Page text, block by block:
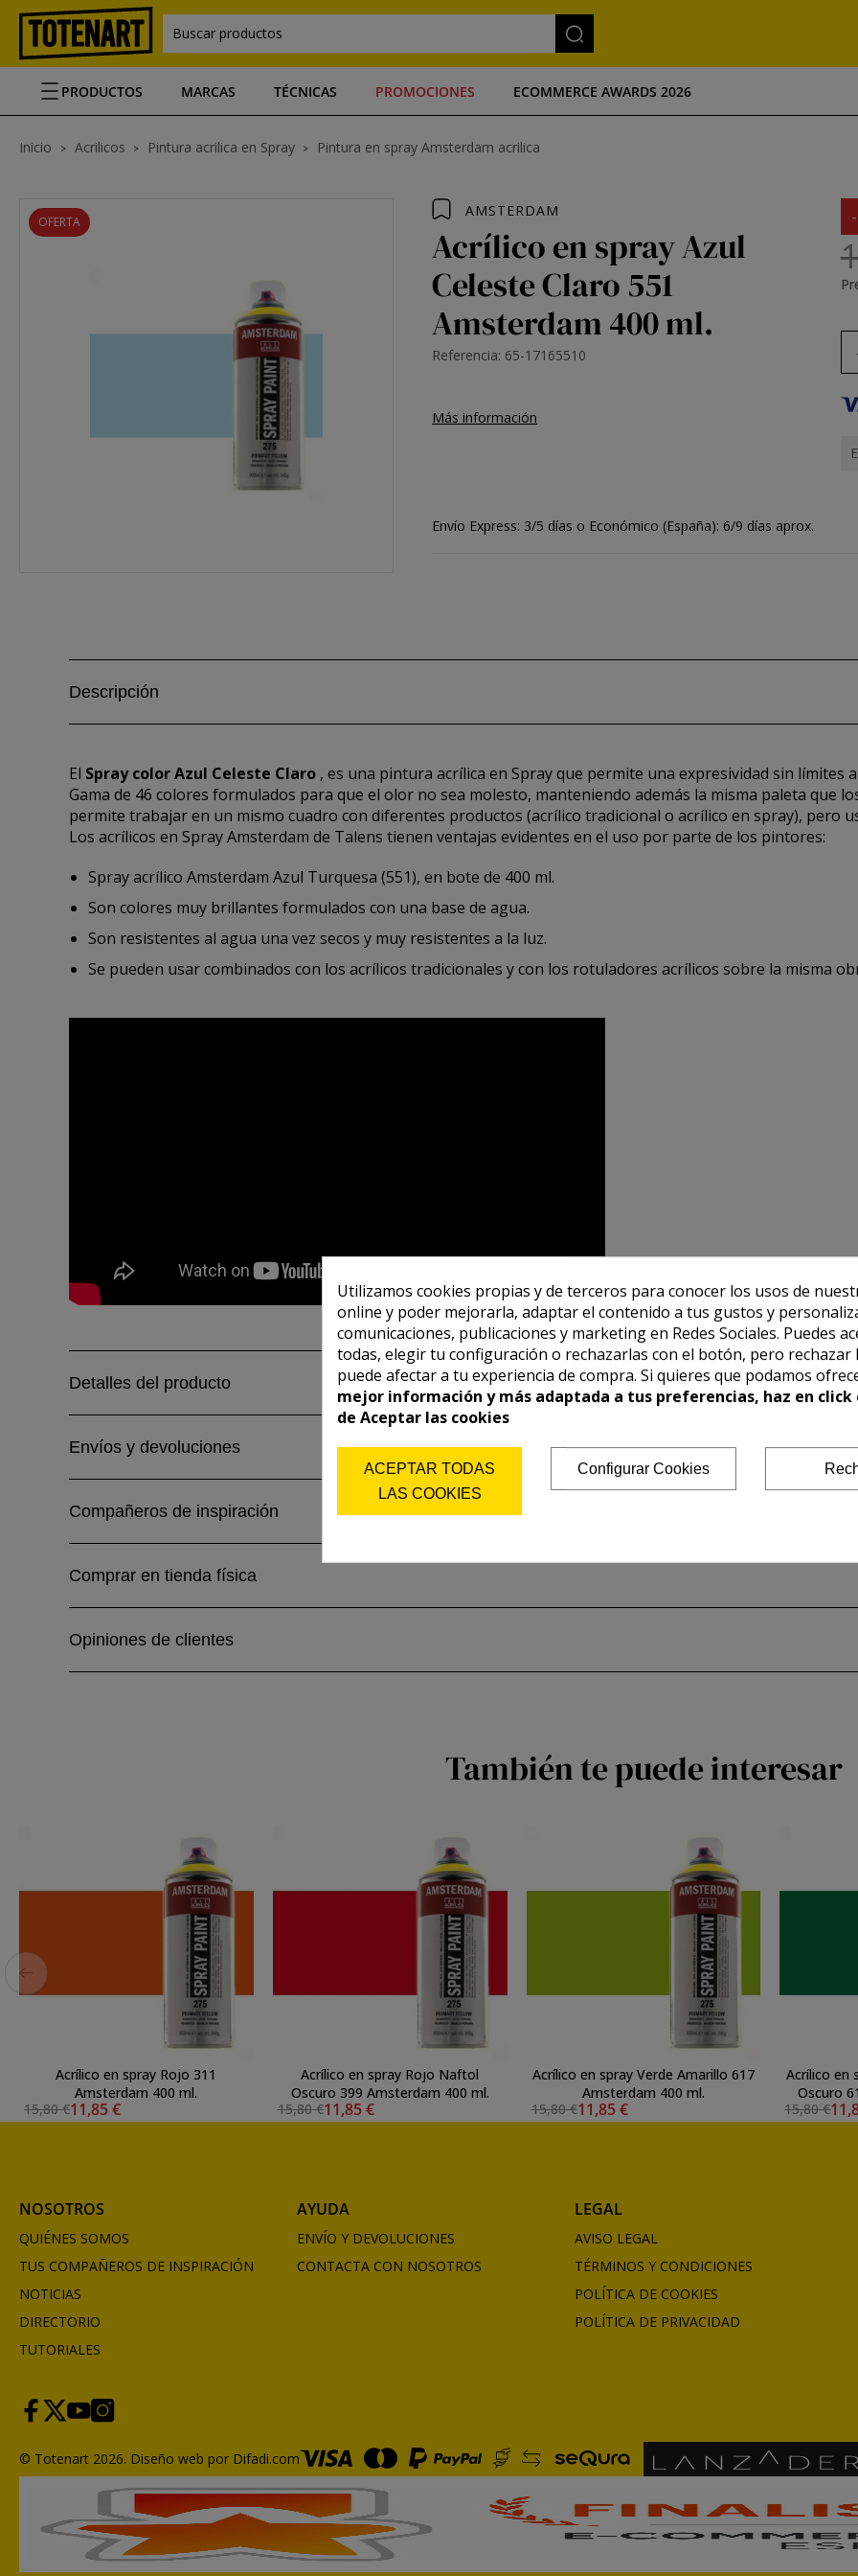
Buscar productos
PRODUCTOS MARCAS TÉCNICAS PROMOCIONES ECOMMERCE AWARDS 2026
Inicio Acrilicos Pintura acrilica en Spray Pintura en spray Amsterdam acrilica
OFERTA
AMSTERDAM
Acrílico en spray Azul
Celeste Claro 551
Amsterdam 400 ml.
Referencia: 65-17165510
Más información
Envío Express: 3/5 días o Económico (España): 6/9 días aprox.
Descripción
El Spray color Azul Celeste Claro , es una pintura acrílica en Spray que permite una expresividad sin límites
Gama de 46 colores formulados para que el olor no sea molesto, manteniendo además la misma paleta que
permite trabajar en un mismo cuadro con diferentes productos (acrílico tradicional o acrílico en spray), pero
Los acrílicos en Spray Amsterdam de Talens tienen ventajas evidentes en el uso por parte de los pintores:
Spray acrílico Amsterdam Azul Turquesa (551), en bote de 400 ml.
Son colores muy brillantes formulados con una base de agua.
Son resistentes al agua una vez secos y muy resistentes a la luz.
Se pueden usar combinados con los acrílicos tradicionales y con los rotuladores acrílicos sobre la misma
Detalles del producto
Envíos y devoluciones
Compañeros de inspiración
Comprar en tienda física
Opiniones de clientes
También te puede interesar
Acrílico en spray Rojo 311
Amsterdam 400 ml.
15,80 €11,85 €
Acrílico en spray Rojo Naftol
Oscuro 399 Amsterdam 400 ml.
15,80 €11,85 €
Acrílico en spray Verde Amarillo 617
Amsterdam 400 ml.
15,80 €11,85 €
Acrílico en
15,80 €
NOSOTROS
QUIÉNES SOMOS
TUS COMPAÑEROS DE INSPIRACIÓN
NOTICIAS
DIRECTORIO
TUTORIALES
AYUDA
ENVÍO Y DEVOLUCIONES
CONTACTA CON NOSOTROS
LEGAL
AVISO LEGAL
TÉRMINOS Y CONDICIONES
POLÍTICA DE COOKIES
POLÍTICA DE PRIVACIDAD
© Totenart 2026. Diseño web por Difadi.com
Utilizamos cookies propias y de terceros para conocer los usos de
online y poder mejorarla, adaptar el contenido a tus gustos y
comunicaciones, publicaciones y marketing en Redes Sociales. Puedes
todas, elegir tu configuración o rechazarlas con el botón, pero rechazar
puede afectar a tu experiencia de compra. Si quieres que podamos
mejor información y más adaptada a tus preferencias, haz en click
de Aceptar las cookies
ACEPTAR TODAS
LAS COOKIES
Configurar Cookies